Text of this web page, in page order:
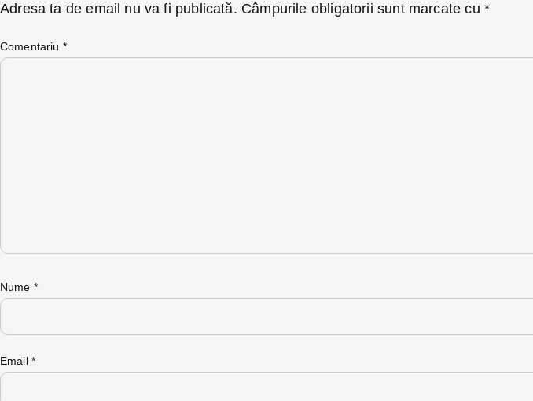
Adresa ta de email nu va fi publicată. Câmpurile obligatorii sunt marcate cu *
Comentariu *
Nume *
Email *